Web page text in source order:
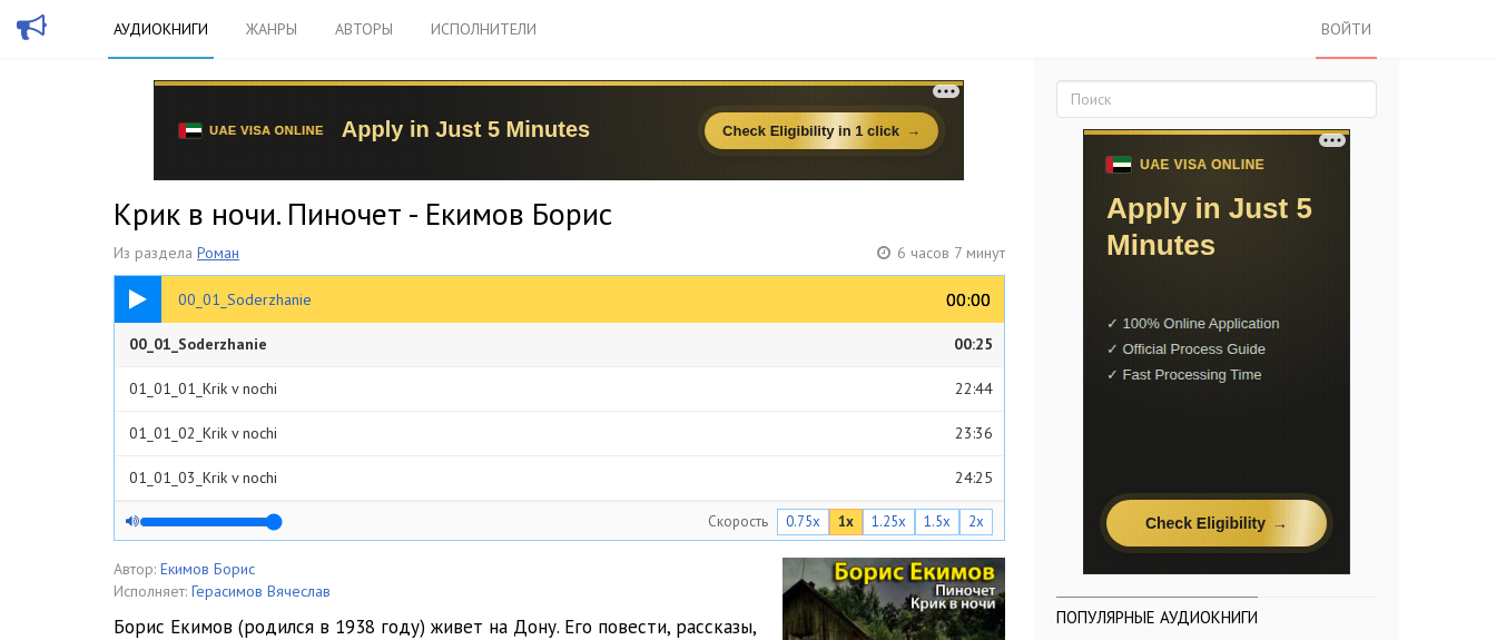
АУДИОКНИГИ ЖАНРЫ АВТОРЫ ИСПОЛНИТЕЛИ ВОЙТИ
Крик в ночи. Пиночет - Екимов Борис
Из раздела Роман 6 часов 7 минут
00_01_Soderzhanie 00:00
00:00
00:25
00_01_Soderzhanie 00:25
01_01_01_Krik v nochi 22:44
01_01_02_Krik v nochi 23:36
01_01_03_Krik v nochi 24:25
01_02_01_Krik v nochi 28:01
01_02_02_Krik v nochi 28:37
27:01
Скорость 0.75x 1x 1.25x 1.5x 2x
Автор: Екимов Борис
Исполняет: Герасимов Вячеслав
Борис Екимов (родился в 1938 году) живет на Дону. Его повести, рассказы,
ПОПУЛЯРНЫЕ АУДИОКНИГИ